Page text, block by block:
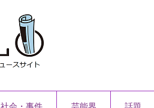
社会・事件 芸能界 話題